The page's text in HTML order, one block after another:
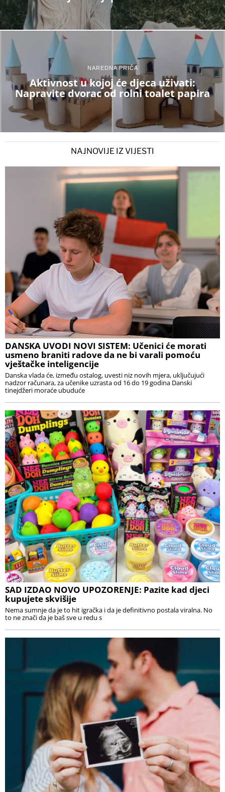
NAREDNA PRIČA
Aktivnost u kojoj će djeca uživati:
Napravite dvorac od rolni toalet papira
NAJNOVIJE IZ VIJESTI
DANSKA UVODI NOVI SISTEM: Učenici će morati
usmeno braniti radove da ne bi varali pomoću
vještačke inteligencije
Danska vlada će, između ostalog, uvesti niz novih mjera, uključujući
nadzor računara, za učenike uzrasta od 16 do 19 godina Danski
tinejdžeri moraće ubuduće
SAD IZDAO NOVO UPOZORENJE: Pazite kad djeci
kupujete skvišije
Nema sumnje da je to hit igračka i da je definitivno postala viralna. No
to ne znači da je baš sve u redu s